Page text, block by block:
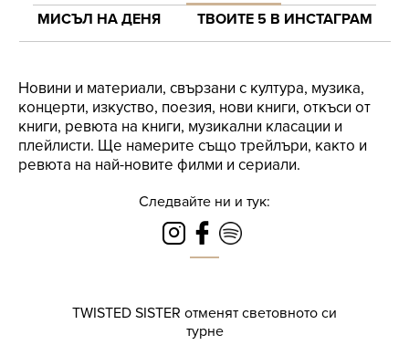
МИСЪЛ НА ДЕНЯ
ТВОИТЕ 5 В ИНСТАГРАМ
Новини и материали, свързани с култура, музика,
концерти, изкуство, поезия, нови книги, откъси от
книги, ревюта на книги, музикални класации и
плейлисти. Ще намерите също трейлъри, както и
ревюта на най-новите филми и сериали.
Следвайте ни и тук:
TWISTED SISTER отменят световното си
турне